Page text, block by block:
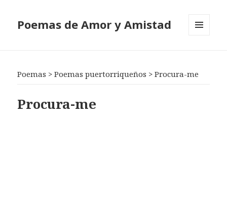
Poemas de Amor y Amistad
Poemas >Poemas puertorriqueños >Procura-me
Procura-me